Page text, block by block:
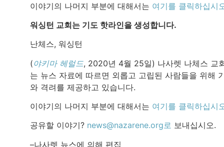
이야기의 나머지 부분에 대해서는 여기를 클릭하십시
워싱턴 교회는 기도 핫라인을 생성합니다.
난체스, 워싱턴
(야키마 헤럴드, 2020년 4월 25일) 나사렛 나체스 교
는 뉴스 자료에 따르면 외롭고 고립된 사람들을 위해
와 격려를 제공하고 있습니다.
이야기의 나머지 부분에 대해서는 여기를 클릭하십시
공유할 이야기? news@nazarene.org로 보내십시오.
–나사렛 뉴스에 의해 편집